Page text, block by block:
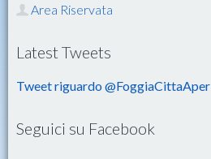
Area Riservata
Latest Tweets
Tweet riguardo @FoggiaCittaAper
Seguici su Facebook